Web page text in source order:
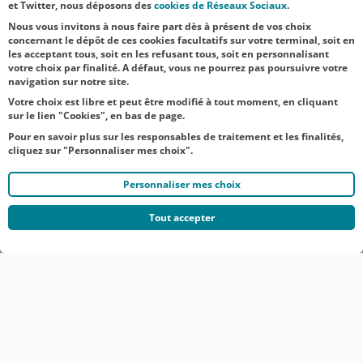
et Twitter, nous déposons descookies de Réseaux Sociaux.
Nous vous invitons à nous faire part dès à présent de vos choix
concernant le dépôt de ces cookies facultatifs sur votre terminal, soit en
les acceptant tous, soit en les refusant tous, soit en personnalisant
votre choix par finalité. A défaut, vous ne pourrez pas poursuivre votre
navigation sur notre site.
Votre choix est libre et peut être modifié à tout moment, en cliquant
sur le lien "Cookies", en bas de page.
Pour en savoir plus sur les responsables de traitement et les finalités,
cliquez sur "Personnaliser mes choix".
Personnaliser mes choix
Tout accepter